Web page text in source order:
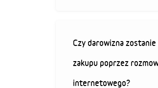
Czy darowizna
zakupu poprzez
internetowego?